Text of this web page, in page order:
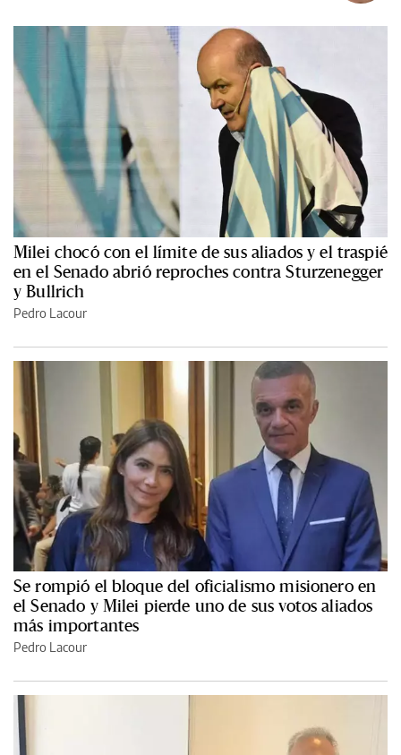
Milei chocó con el límite de sus aliados y el traspié
en el Senado abrió reproches contra Sturzenegger
y Bullrich
Pedro Lacour
Se rompió el bloque del oficialismo misionero en
el Senado y Milei pierde uno de sus votos aliados
más importantes
Pedro Lacour